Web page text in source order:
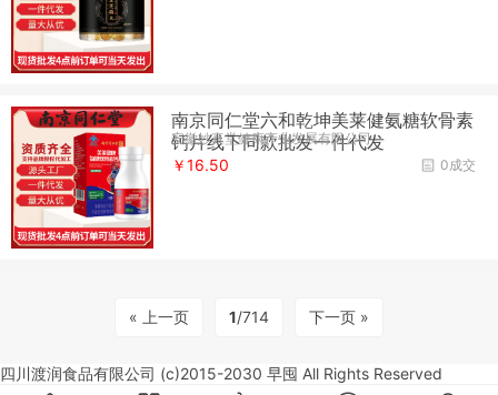
南京同仁堂六和乾坤美莱健氨糖软骨素
钙片线下同款批发一件代发
安徽妙真堂健康产业发展有限公司
0成交
￥16.50
« 上一页 1/714 下一页 »
四川渡润食品有限公司 (c)2015-2030 早囤 All Rights Reserved